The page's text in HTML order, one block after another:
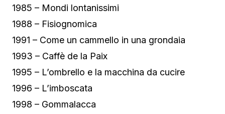
1985 – Mondi lontanissimi
1988 – Fisiognomica
1991 – Come un cammello in una grondaia
1993 – Caffè de la Paix
1995 – L’ombrello e la macchina da cucire
1996 – L’imboscata
1998 – Gommalacca